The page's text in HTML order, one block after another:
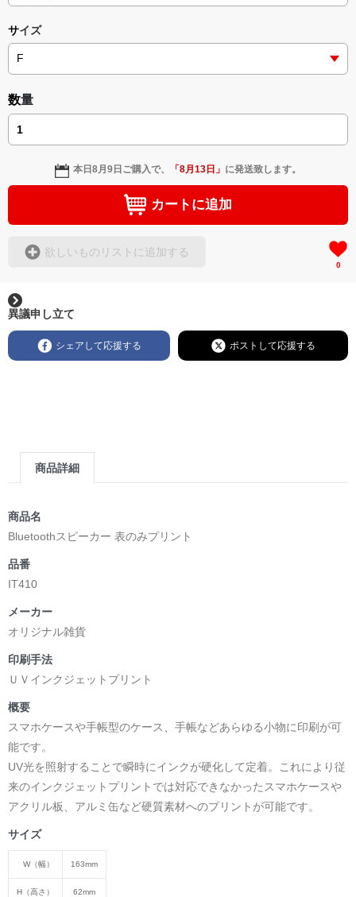
サイズ
数量
本日8月9日 ご購入で、 「8月13日 」 に発送致します。
カートに追加
欲しいものリストに追加する
0
異議申し立て
シェアして応援する ポストして応援する
商品詳細
商品名
Bluetoothスピーカー 表のみプリント
品番
IT410
メーカー
オリジナル雑貨
印刷手法
ＵＶインクジェットプリント
概要
スマホケースや手帳型のケース、手帳などあらゆる小物に印刷が可
能です。
UV光を照射することで瞬時にインクが硬化して定着。これにより従
来のインクジェットプリントでは対応できなかったスマホケースや
アクリル板、アルミ缶など硬質素材へのプリントが可能です。
サイズ
W（幅） 163mm
H（高さ） 62mm